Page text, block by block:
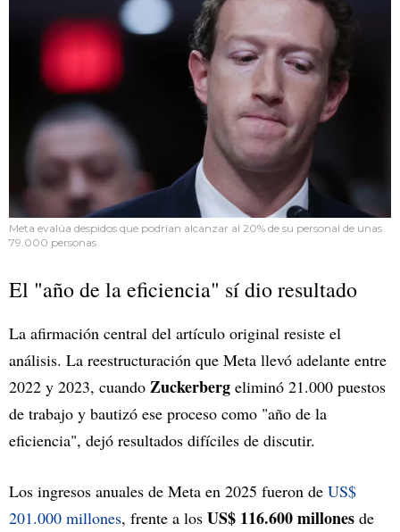
Meta evalúa despidos que podrían alcanzar al 20% de su personal de unas
79.000 personas
El "año de la eficiencia" sí dio resultado
La afirmación central del artículo original resiste el
análisis. La reestructuración que Meta llevó adelante entre
2022 y 2023, cuando Zuckerberg eliminó 21.000 puestos
de trabajo y bautizó ese proceso como "año de la
eficiencia", dejó resultados difíciles de discutir.
Los ingresos anuales de Meta en 2025 fueron de US$
201.000 millones, frente a los US$ 116.600 millones de